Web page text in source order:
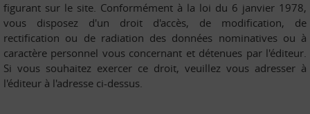
figurant sur le site. Conformément à la loi du 6 janvier 1978,
vous disposez d'un droit d'accès, de modification, de
rectification ou de radiation des données nominatives ou à
caractère personnel vous concernant et détenues par l'éditeur.
Si vous souhaitez exercer ce droit, veuillez vous adresser à
l'éditeur à l'adresse ci-dessus.